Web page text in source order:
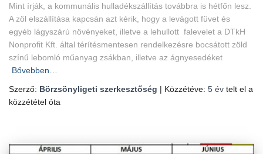
Mint írják, a kommunális hulladékszállítás továbbra is hétfőn lesz.
A zöl elszállítása kapcsán azt kérik, hogy a levágott füvet és
egyéb lágyszárú növényeket, illetve a lehullott falevelet a DTkH
Nonprofit Kft. által térítésmentesen rendelkezésre bocsátott zöld
színű lebomló műanyag zsákban, illetve az ágnyesedéket
Bővebben…
Szerző: Börzsönyligeti szerkesztőség | Közzétéve: 5 év telt el a
közzététel óta